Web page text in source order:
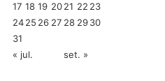
17 18 19 2021 22 23
2425 26 27 28 2930
31
« jul.
set. »